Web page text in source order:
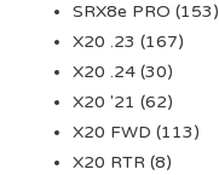
SRX8e PRO (153)
X20 .23 (167)
X20 .24 (30)
X20 '21 (62)
X20 FWD (113)
X20 RTR (8)